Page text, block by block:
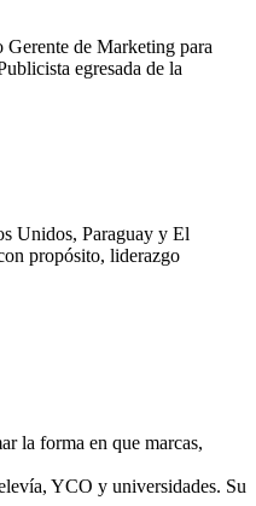
de Marketing para
egresada de la
Unidos, Paraguay y El
propósito, liderazgo
la forma en que marcas,
YCO y universidades. Su